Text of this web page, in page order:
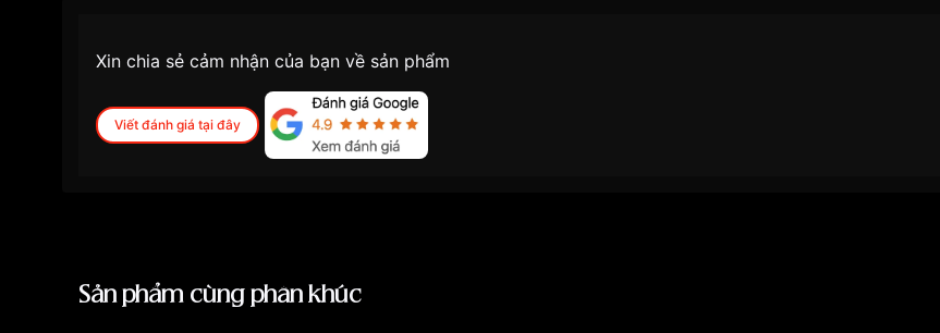
Xin chia sẻ cảm nhận của bạn về sản phẩm
Viết đánh giá tại đây
Sản phẩm cùng phân khúc